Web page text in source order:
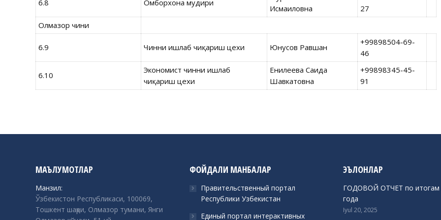
6.8 Омборхона мудири
Исмаиловна
27
Олмазор чини
6.9 Чинни ишлаб чиқариш цехи Юнусов Равшан
+99898504-69-
46
6.10
Экономист чинни ишлаб
чиқариш цехи
Енилеева Саида
Шавкатовна
+99898345-45-
91
МАЪЛУМОТЛАР
Манзил:
Ўзбекистон Республикаси, 100069,
Тошкент шаҳри, Олмазор тумани, Янги
ФОЙДАЛИ МАНБАЛАР
Правительственный портал
Республики Узбекистан
Единый портал интерактивных
ЭЪЛОНЛАР
ГОДОВОЙ ОТЧЕТ по итогам
года
Iyul 20, 2025